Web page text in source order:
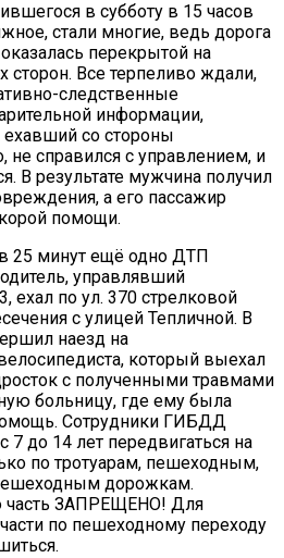
в субботу в 15 часов
стали многие, ведь дорога
перекрытой на
сторон. Все терпеливо ждали,
следственные
информации,
ехавший со стороны
не справился с управлением, и
В результате мужчина получил
а его пассажир
помощи.
25 минут ещё одно ДТП
управлявший
ехал по ул. 370 стрелковой
с улицей Тепличной. В
наезд на
который выехал
с полученными травмами
больницу, где ему была
Сотрудники ГИБДД
7 до 14 лет передвигаться на
по тротуарам, пешеходным,
дорожкам.
часть ЗАПРЕЩЕНО! Для
по пешеходному переходу